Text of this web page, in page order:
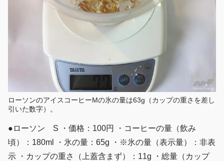
ローソンのアイスコーヒーMの氷の量は63g（カップの重さを差し
引いた数字）。
●ローソン S ・価格：100円 ・コーヒーの量（飲み
頃）：180ml ・氷の量：65g ・※氷の量（表示量）：非表
示 ・カップの重さ（上蓋含まず）：11g ・総量（カップ